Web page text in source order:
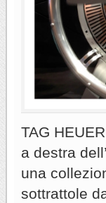
TAG
a destra
una
sottrattole